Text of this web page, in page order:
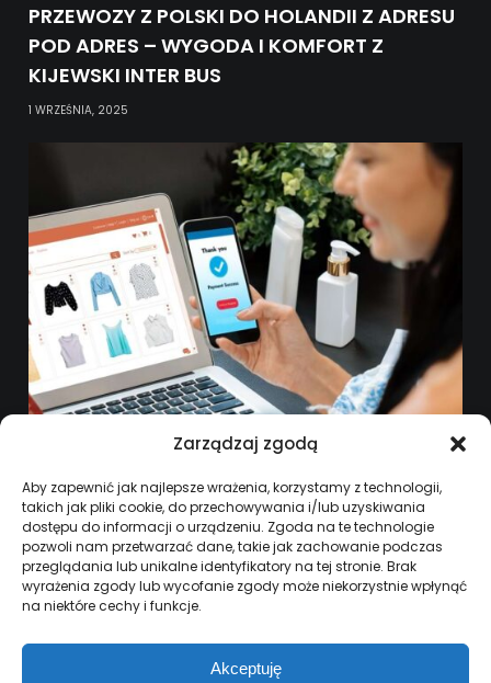
Zarządzaj zgodą
Aby zapewnić jak najlepsze wrażenia, korzystamy z technologii,
takich jak pliki cookie, do przechowywania i/lub uzyskiwania
dostępu do informacji o urządzeniu. Zgoda na te technologie
pozwoli nam przetwarzać dane, takie jak zachowanie podczas
przeglądania lub unikalne identyfikatory na tej stronie. Brak
wyrażenia zgody lub wycofanie zgody może niekorzystnie wpłynąć
na niektóre cechy i funkcje.
Akceptuję
PRZEWOZY Z POLSKI DO HOLANDII Z ADRESU
POD ADRES – WYGODA I KOMFORT Z
KIJEWSKI INTER BUS
1 WRZEŚNIA, 2025
ZAKUPY W STANACH ZJEDNOCZONYCH –
CO POLACY KUPUJĄ W USA?
1 CZERWCA, 2025